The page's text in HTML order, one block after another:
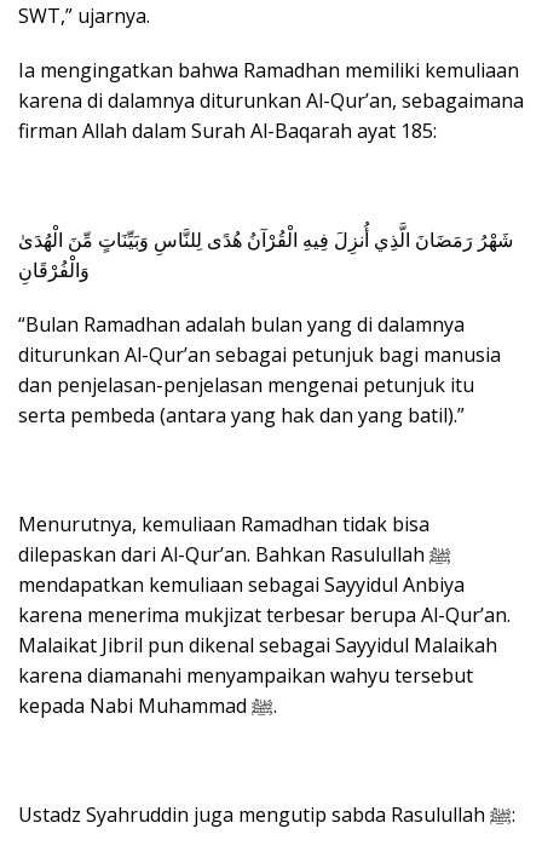
SWT,” ujarnya.
Ia mengingatkan bahwa Ramadhan memiliki kemuliaan
karena di dalamnya diturunkan Al-Qur’an, sebagaimana
firman Allah dalam Surah Al-Baqarah ayat 185:
شَهْرُ رَمَضَانَ الَّذِي أُنزِلَ فِيهِ الْقُرْآنُ هُدًى لِلنَّاسِ وَبَيِّنَاتٍ مِّنَ الْهُدَىٰ
وَالْفُرْقَانِ
“Bulan Ramadhan adalah bulan yang di dalamnya
diturunkan Al-Qur’an sebagai petunjuk bagi manusia
dan penjelasan-penjelasan mengenai petunjuk itu
serta pembeda (antara yang hak dan yang batil).”
Menurutnya, kemuliaan Ramadhan tidak bisa
dilepaskan dari Al-Qur’an. Bahkan Rasulullah ﷺ
mendapatkan kemuliaan sebagai Sayyidul Anbiya
karena menerima mukjizat terbesar berupa Al-Qur’an.
Malaikat Jibril pun dikenal sebagai Sayyidul Malaikah
karena diamanahi menyampaikan wahyu tersebut
kepada Nabi Muhammad ﷺ.
Ustadz Syahruddin juga mengutip sabda Rasulullah ﷺ: